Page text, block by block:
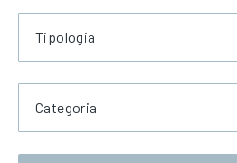
Tipologia
Categoria